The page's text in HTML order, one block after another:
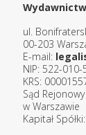
ul.
00-203
E-mail:
NIP: 522-010-
KRS:
Sąd
w Warszawie
Kapitał